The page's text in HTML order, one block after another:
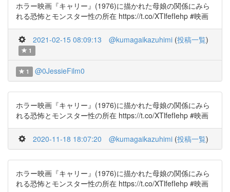
ホラー映画『キャリー』(1976)に描かれた母娘の関係にみら
れる恐怖とモンスター性の所在 https://t.co/XTlfefIehp #映画
2021-02-15 08:09:13 @kumagaikazuhimi (投稿一覧)
1
1 @0JessieFilm0
ホラー映画『キャリー』(1976)に描かれた母娘の関係にみら
れる恐怖とモンスター性の所在 https://t.co/XTlfefIehp #映画
2020-11-18 18:07:20 @kumagaikazuhimi (投稿一覧)
ホラー映画『キャリー』(1976)に描かれた母娘の関係にみら
れる恐怖とモンスター性の所在 https://t.co/XTlfefIehp #映画